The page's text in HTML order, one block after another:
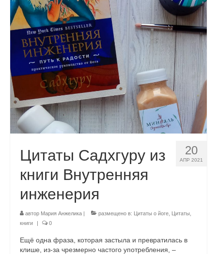
20
АПР 2021
Цитаты Садхгуру из
книги Внутренняя
инженерия
автор Мария Анжелика | размещено в: Цитаты о йоге Цитаты,
книги
| 0
Ещё одна фраза, которая застыла и превратилась в
клише, из-за чрезмерно частого употребления, –